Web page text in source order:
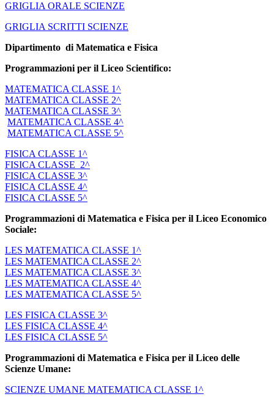
GRIGLIA ORALE SCIENZE
GRIGLIA SCRITTI SCIENZE
Dipartimento di Matematica e Fisica
Programmazioni per il Liceo Scientifico:
MATEMATICA CLASSE 1^
MATEMATICA CLASSE 2^
MATEMATICA CLASSE 3^
MATEMATICA CLASSE 4^
MATEMATICA CLASSE 5^
FISICA CLASSE 1^
FISICA CLASSE 2^
FISICA CLASSE 3^
FISICA CLASSE 4^
FISICA CLASSE 5^
Programmazioni di Matematica e Fisica per il Liceo Economico
Sociale:
LES MATEMATICA CLASSE 1^
LES MATEMATICA CLASSE 2^
LES MATEMATICA CLASSE 3^
LES MATEMATICA CLASSE 4^
LES MATEMATICA CLASSE 5^
LES FISICA CLASSE 3^
LES FISICA CLASSE 4^
LES FISICA CLASSE 5^
Programmazioni di Matematica e Fisica per il Liceo delle
Scienze Umane:
SCIENZE UMANE MATEMATICA CLASSE 1^